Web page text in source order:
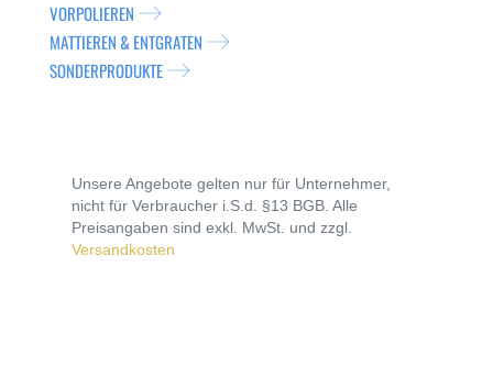
VORPOLIEREN
MATTIEREN & ENTGRATEN
SONDERPRODUKTE
Unsere Angebote gelten nur für Unternehmer,
nicht für Verbraucher i.S.d. §13 BGB. Alle
Preisangaben sind exkl. MwSt. und zzgl.
Versandkosten